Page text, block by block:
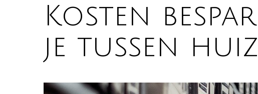
Kosten
je tussen